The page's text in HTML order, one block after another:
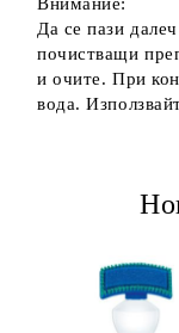
Да се пази
почистващи
и очите. При
вода.